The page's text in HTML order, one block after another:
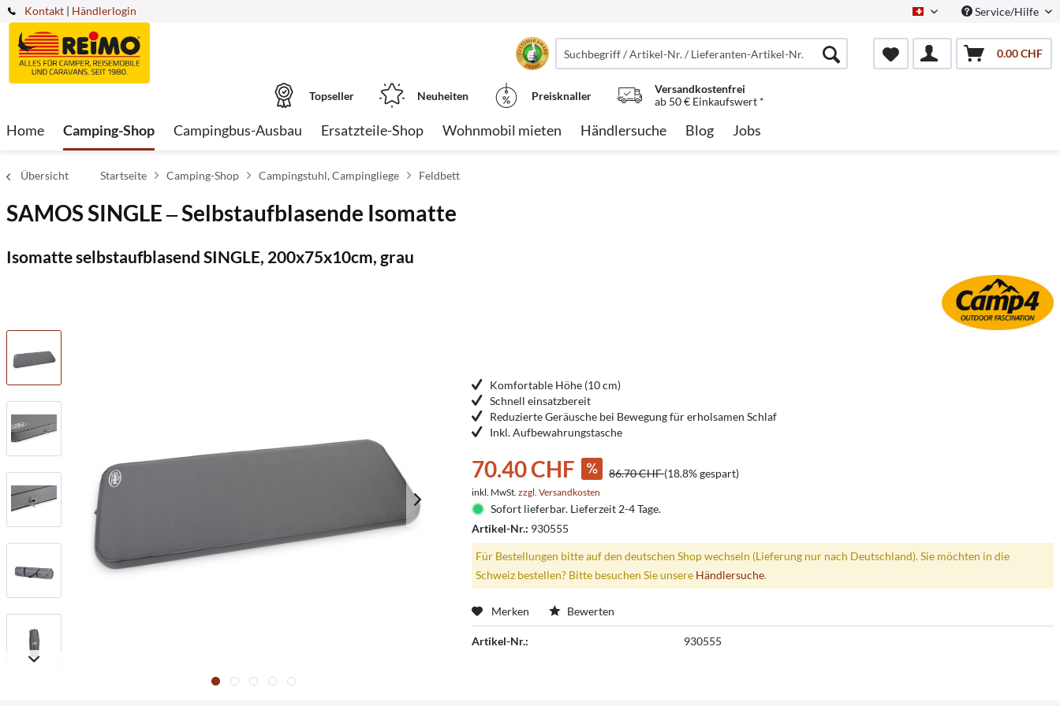
Kontakt Schweiz/DeutschService/Hilfe
| Händlerlogin
0.00 CHF
Topseller Neuheiten Preisknaller
Versandkostenfrei
ab 50 € Einkaufswert *
Home Camping-Shop Campingbus-Ausbau Ersatzteile-Shop Wohnmobil mieten Händlersuche Blog Jobs
Übersicht Startseite Camping-Shop Campingstuhl, Campingliege Feldbett
SAMOS SINGLE ‒ Selbstaufblasende Isomatte
Isomatte selbstaufblasend SINGLE, 200x75x10cm, grau
Komfortable Höhe (10 cm)
Schnell einsatzbereit
Reduzierte Geräusche bei Bewegung für erholsamen Schlaf
Inkl. Aufbewahrungstasche
70.40 CHF 86.70 CHF(18.8% gespart)
inkl. MwSt.zzgl. Versandkosten
Sofort lieferbar. Lieferzeit 2-4 Tage.
Artikel-Nr.: 930555
Für Bestellungen bitte auf den deutschen Shop wechseln (Lieferung nur nach Deutschland). Sie möchten in die
Schweiz bestellen? Bitte besuchen Sie unsere Händlersuche.
Merken Bewerten
Artikel-Nr.: 930555